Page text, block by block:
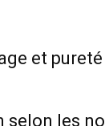
et pureté
selon les